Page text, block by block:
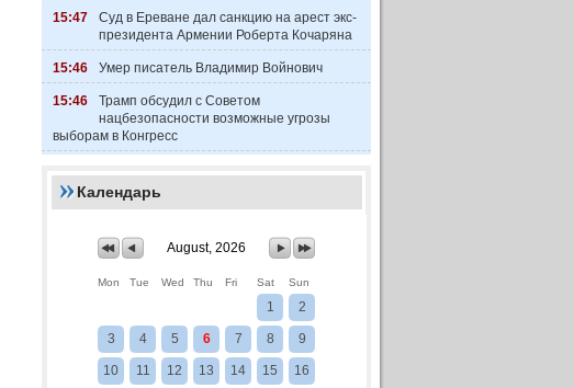
15:47
Суд в Ереване дал санкцию на арест экс-
президента Армении Роберта Кочаряна
15:46 Умер писатель Владимир Войнович
15:46
Трамп обсудил с Советом
нацбезопасности возможные угрозы
выборам в Конгресс
Календарь
August, 2026
Mon Tue Wed Thu Fri Sat Sun
1 2
3 4 5 6 7 8 9
10 11 12 13 14 15 16